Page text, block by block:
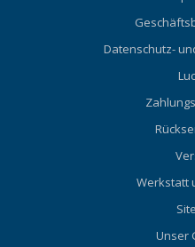
Datenschutz-
Werkstatt
Unser